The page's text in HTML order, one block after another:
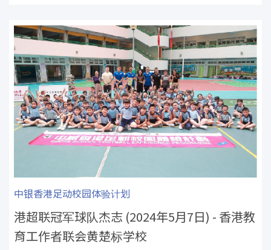
中银香港足动校园体验计划
港超联冠军球队杰志 (2024年5月7日) - 香港教
育工作者联会黄楚标学校